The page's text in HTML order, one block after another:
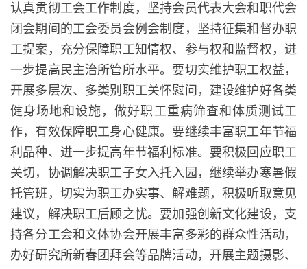
认真贯彻工会工作制度，坚持会员代表大会和职代会
闭会期间的工会委员会例会制度，坚持征集和督办职
工提案，充分保障职工知情权、参与权和监督权，进
一步提高民主治所管所水平。要切实维护职工权益，
开展多层次、多类别职工关怀慰问，建设维护好各类
健身场地和设施，做好职工重病筛查和体质测试工
作，有效保障职工身心健康。要继续丰富职工年节福
利品种、进一步提高年节福利标准。要积极回应职工
关切，协调解决职工子女入托入园，继续举办寒暑假
托管班，切实为职工办实事、解难题，积极听取意见
建议，解决职工后顾之忧。要加强创新文化建设，支
持各分工会和文体协会开展丰富多彩的群众性活动，
办好研究所新春团拜会等品牌活动，开展主题摄影、